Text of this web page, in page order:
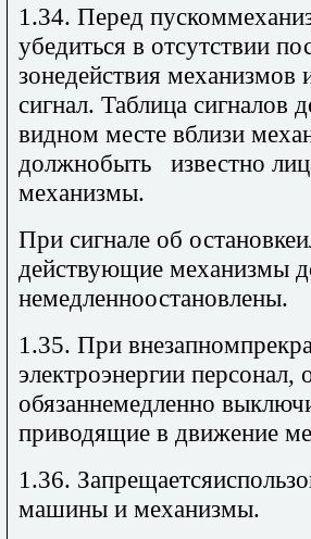
1.34. Перед
убедиться в отсутствии
зонедействия механизмов
сигнал. Таблица
видном месте вблизи
должнобыть известно
механизмы.
При сигнале об
действующие механизмы
немедленноостановлены.
1.35. При
электроэнергии
обязаннемедленно
приводящие в движение
1.36.
машины и механизмы.